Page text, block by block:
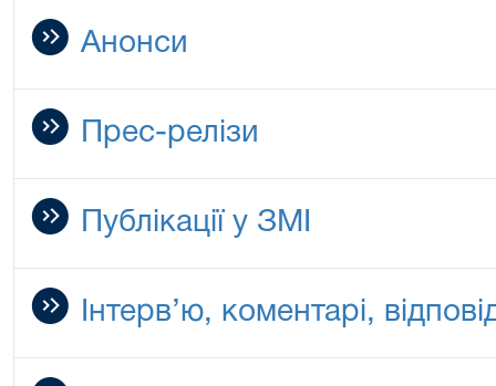
Анонси
Прес-релізи
Публікації у ЗМІ
Інтерв’ю, коментарі,